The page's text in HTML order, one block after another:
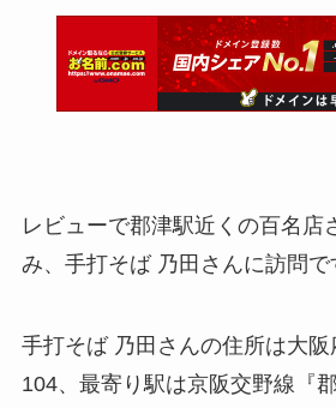
レビューで郡津駅近くの百名店
み、手打そば 乃田さんに訪問で
手打そば 乃田さんの住所は大
104、最寄り駅は京阪交野線『